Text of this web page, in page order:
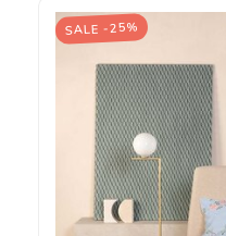
SALE -25%